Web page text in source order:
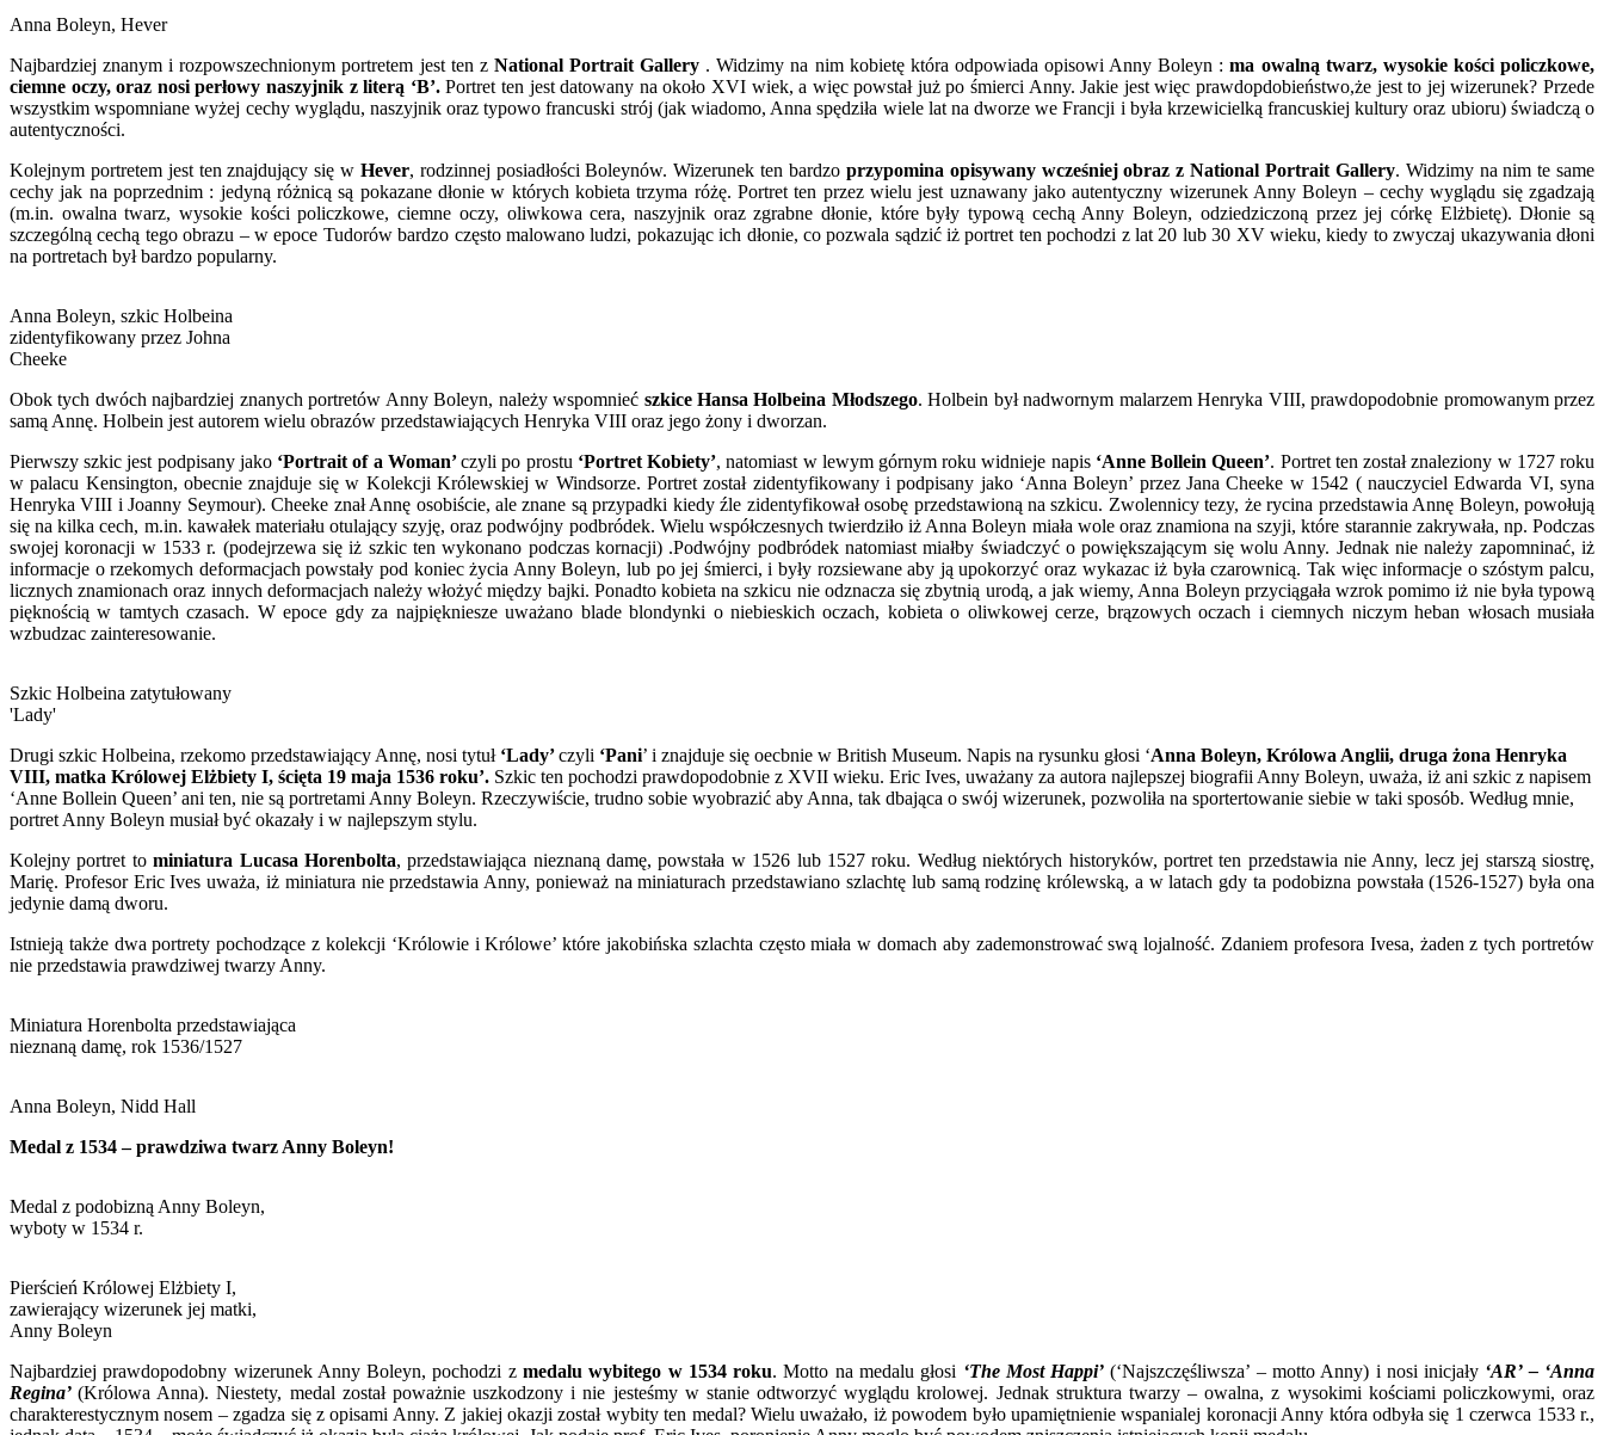
Anna Boleyn, Hever
Najbardziej znanym i rozpowszechnionym portretem jest ten z National Portrait Gallery . Widzimy na nim kobietę która odpowiada opisowi Anny Boleyn :ma owalną twarz, wysokie kości policzkowe,
ciemne oczy, oraz nosi perłowy naszyjnik z literą ‘B’.Portret ten jest datowany na około XVI wiek, a więc powstał już po śmierci Anny. Jakie jest więc prawdopdobieństwo,że jest to jej wizerunek? Przede
wszystkim wspomniane wyżej cechy wyglądu, naszyjnik oraz typowo francuski strój (jak wiadomo, Anna spędziła wiele lat na dworze we Francji i była krzewicielką francuskiej kultury oraz ubioru) świadczą o
autentyczności.
Kolejnym portretem jest ten znajdujący się w Hever, rodzinnej posiadłości Boleynów. Wizerunek ten bardzo przypomina opisywany wcześniej obraz z National Portrait Gallery. Widzimy na nim te same
cechy jak na poprzednim : jedyną różnicą są pokazane dłonie w których kobieta trzyma różę. Portret ten przez wielu jest uznawany jako autentyczny wizerunek Anny Boleyn – cechy wyglądu się zgadzają
(m.in. owalna twarz, wysokie kości policzkowe, ciemne oczy, oliwkowa cera, naszyjnik oraz zgrabne dłonie, które były typową cechą Anny Boleyn, odziedziczoną przez jej córkę Elżbietę). Dłonie są
szczególną cechą tego obrazu – w epoce Tudorów bardzo często malowano ludzi, pokazując ich dłonie, co pozwala sądzić iż portret ten pochodzi z lat 20 lub 30 XV wieku, kiedy to zwyczaj ukazywania dłoni
na portretach był bardzo popularny.
Anna Boleyn, szkic Holbeina
zidentyfikowany przez Johna
Cheeke
Obok tych dwóch najbardziej znanych portretów Anny Boleyn, należy wspomnieć szkice Hansa Holbeina Młodszego. Holbein był nadwornym malarzem Henryka VIII, prawdopodobnie promowanym przez
samą Annę. Holbein jest autorem wielu obrazów przedstawiających Henryka VIII oraz jego żony i dworzan.
Pierwszy szkic jest podpisany jako ‘Portrait of a Woman’czyli po prostu ‘Portret Kobiety’, natomiast w lewym górnym roku widnieje napis ‘Anne Bollein Queen’. Portret ten został znaleziony w 1727 roku
w palacu Kensington, obecnie znajduje się w Kolekcji Królewskiej w Windsorze. Portret został zidentyfikowany i podpisany jako ‘Anna Boleyn’ przez Jana Cheeke w 1542 ( nauczyciel Edwarda VI, syna
Henryka VIII i Joanny Seymour). Cheeke znał Annę osobiście, ale znane są przypadki kiedy źle zidentyfikował osobę przedstawioną na szkicu. Zwolennicy tezy, że rycina przedstawia Annę Boleyn, powołują
się na kilka cech, m.in. kawałek materiału otulający szyję, oraz podwójny podbródek. Wielu współczesnych twierdziło iż Anna Boleyn miała wole oraz znamiona na szyji, które starannie zakrywała, np. Podczas
swojej koronacji w 1533 r. (podejrzewa się iż szkic ten wykonano podczas kornacji) .Podwójny podbródek natomiast miałby świadczyć o powiększającym się wolu Anny. Jednak nie należy zapomninać, iż
informacje o rzekomych deformacjach powstały pod koniec życia Anny Boleyn, lub po jej śmierci, i były rozsiewane aby ją upokorzyć oraz wykazac iż była czarownicą. Tak więc informacje o szóstym palcu,
licznych znamionach oraz innych deformacjach należy włożyć między bajki. Ponadto kobieta na szkicu nie odznacza się zbytnią urodą, a jak wiemy, Anna Boleyn przyciągała wzrok pomimo iż nie była typową
pięknością w tamtych czasach. W epoce gdy za najpiękniesze uważano blade blondynki o niebieskich oczach, kobieta o oliwkowej cerze, brązowych oczach i ciemnych niczym heban włosach musiała
wzbudzac zainteresowanie.
Szkic Holbeina zatytułowany
'Lady'
Drugi szkic Holbeina, rzekomo przedstawiający Annę, nosi tytuł ‘Lady’czyli ‘Pani’ i znajduje się oecbnie w British Museum. Napis na rysunku głosi ‘Anna Boleyn, Królowa Anglii, druga żona Henryka
VIII, matka Królowej Elżbiety I, ścięta 19 maja 1536 roku’. Szkic ten pochodzi prawdopodobnie z XVII wieku. Eric Ives, uważany za autora najlepszej biografii Anny Boleyn, uważa, iż ani szkic z napisem
‘Anne Bollein Queen’ ani ten, nie są portretami Anny Boleyn. Rzeczywiście, trudno sobie wyobrazić aby Anna, tak dbająca o swój wizerunek, pozwoliła na sportertowanie siebie w taki sposób. Według mnie,
portret Anny Boleyn musiał być okazały i w najlepszym stylu.
Kolejny portret tominiatura Lucasa Horenbolta, przedstawiająca nieznaną damę, powstała w 1526 lub 1527 roku. Według niektórych historyków, portret ten przedstawia nie Anny, lecz jej starszą siostrę,
Marię. Profesor Eric Ives uważa, iż miniatura nie przedstawia Anny, ponieważ na miniaturach przedstawiano szlachtę lub samą rodzinę królewską, a w latach gdy ta podobizna powstała (1526-1527) była ona
jedynie damą dworu.
Istnieją także dwa portrety pochodzące z kolekcji ‘Królowie i Królowe’ które jakobińska szlachta często miała w domach aby zademonstrować swą lojalność. Zdaniem profesora Ivesa, żaden z tych portretów
nie przedstawia prawdziwej twarzy Anny.
Miniatura Horenbolta przedstawiająca
nieznaną damę, rok 1536/1527
Anna Boleyn, Nidd Hall
Medal z 1534 – prawdziwa twarz Anny Boleyn!
Medal z podobizną Anny Boleyn,
wyboty w 1534 r.
Pierścień Królowej Elżbiety I,
zawierający wizerunek jej matki,
Anny Boleyn
Najbardziej prawdopodobny wizerunek Anny Boleyn, pochodzi z medalu wybitego w 1534 roku. Motto na medalu głosi ‘The Most Happi’ (‘Najszczęśliwsza’ – motto Anny) i nosi inicjały ‘AR’ – ‘Anna
Regina’(Królowa Anna). Niestety, medal został poważnie uszkodzony i nie jesteśmy w stanie odtworzyć wyglądu krolowej. Jednak struktura twarzy – owalna, z wysokimi kościami policzkowymi, oraz
charakterestycznym nosem – zgadza się z opisami Anny. Z jakiej okazji został wybity ten medal? Wielu uważało, iż powodem było upamiętnienie wspanialej koronacji Anny która odbyła się 1 czerwca 1533 r.,